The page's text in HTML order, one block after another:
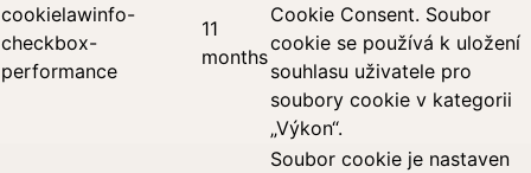
cookielawinfo-
checkbox-
performance
11
months
Cookie Consent. Soubor
cookie se používá k uložení
souhlasu uživatele pro
soubory cookie v kategorii
„Výkon“.
Soubor cookie je nastaven